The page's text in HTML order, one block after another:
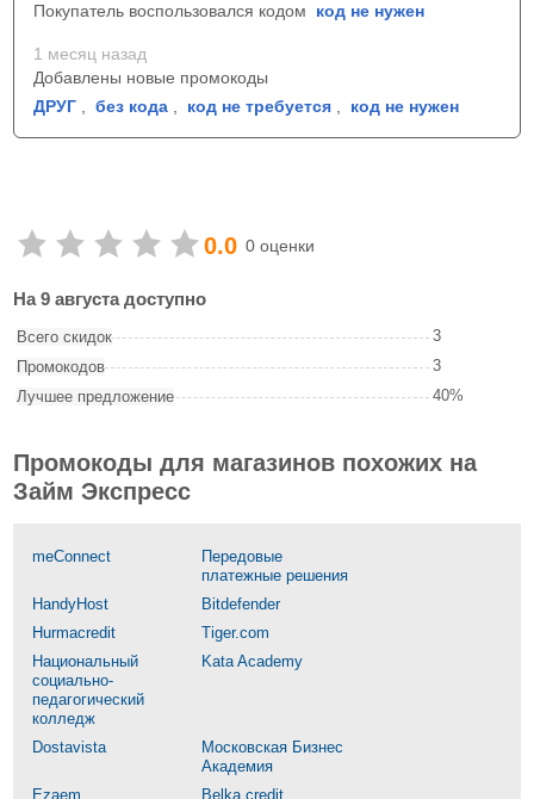
Покупатель воспользовался кодом код не нужен
1 месяц назад
Добавлены новые промокоды
ДРУГ
без кода код не требуется код не нужен
0.0 0 оценки
На 9 августа доступно
Всего скидок
3
Промокодов
3
Лучшее предложение
40%
Промокоды для магазинов похожих на
Займ Экспресс
meConnect
Передовые
платежные решения
HandyHost
Bitdefender
Hurmacredit
Tiger.com
Национальный
социально-
педагогический
колледж
Kata Academy
Dostavista
Московская Бизнес
Академия
Ezaem
Belka credit